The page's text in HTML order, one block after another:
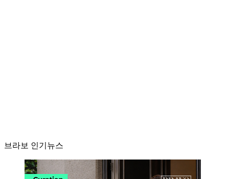
브라보 인기뉴스